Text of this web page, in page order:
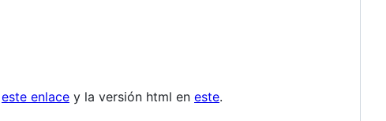
este enlace y la versión html en este.